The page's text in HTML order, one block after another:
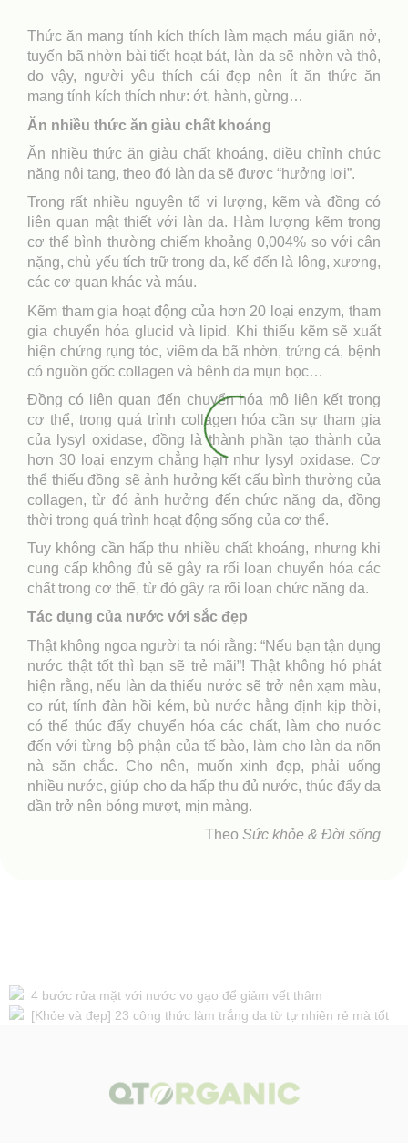
Thức ăn mang tính kích thích làm mạch máu giãn nở,
tuyến bã nhờn bài tiết hoạt bát, làn da sẽ nhờn và thô,
do vậy, người yêu thích cái đẹp nên ít ăn thức ăn
mang tính kích thích như: ớt, hành, gừng…
Ăn nhiều thức ăn giàu chất khoáng
Ăn nhiều thức ăn giàu chất khoáng, điều chỉnh chức
năng nội tạng, theo đó làn da sẽ được “hưởng lợi”.
Trong rất nhiều nguyên tố vi lượng, kẽm và đồng có
liên quan mật thiết với làn da. Hàm lượng kẽm trong
cơ thể bình thường chiếm khoảng 0,004% so với cân
nặng, chủ yếu tích trữ trong da, kế đến là lông, xương,
các cơ quan khác và máu.
Kẽm tham gia hoạt động của hơn 20 loại enzym, tham
gia chuyển hóa glucid và lipid. Khi thiếu kẽm sẽ xuất
hiện chứng rụng tóc, viêm da bã nhờn, trứng cá, bệnh
có nguồn gốc collagen và bệnh da mụn bọc…
Đồng có liên quan đến chuyển hóa mô liên kết trong
cơ thể, trong quá trình collagen hóa cần sự tham gia
của lysyl oxidase, đồng là thành phần tạo thành của
hơn 30 loại enzym chẳng hạn như lysyl oxidase. Cơ
thể thiếu đồng sẽ ảnh hưởng kết cấu bình thường của
collagen, từ đó ảnh hưởng đến chức năng da, đồng
thời trong quá trình hoạt động sống của cơ thể.
Tuy không cần hấp thu nhiều chất khoáng, nhưng khi
cung cấp không đủ sẽ gây ra rối loạn chuyển hóa các
chất trong cơ thể, từ đó gây ra rối loạn chức năng da.
Tác dụng của nước với sắc đẹp
Thật không ngoa người ta nói rằng: “Nếu bạn tận dụng
nước thật tốt thì bạn sẽ trẻ mãi”! Thật không hó phát
hiện rằng, nếu làn da thiếu nước sẽ trở nên xạm màu,
co rút, tính đàn hồi kém, bù nước hằng định kịp thời,
có thể thúc đẩy chuyển hóa các chất, làm cho nước
đến với từng bộ phận của tế bào, làm cho làn da nõn
nà săn chắc. Cho nên, muốn xinh đẹp, phải uống
nhiều nước, giúp cho da hấp thu đủ nước, thúc đẩy da
dần trở nên bóng mượt, mịn màng.
Theo Sức khỏe & Đời sống
4 bước rửa mặt với nước vo gạo để giảm vết thâm
[Khỏe và đẹp] 23 công thức làm trắng da từ tự nhiên rẻ mà tốt